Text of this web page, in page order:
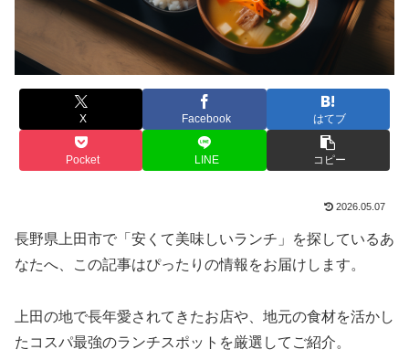
X Facebook はてブ
Pocket LINE コピー
2026.05.07
長野県上田市で「安くて美味しいランチ」を探しているあ
なたへ、この記事はぴったりの情報をお届けします。
上田の地で長年愛されてきたお店や、地元の食材を活かし
たコスパ最強のランチスポットを厳選してご紹介。